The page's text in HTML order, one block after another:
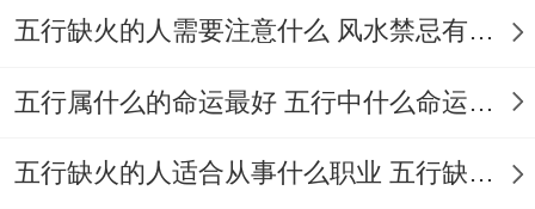
五行缺火的人需要注意什么 风水禁忌有哪些
五行属什么的命运最好 五行中什么命运势旺盛
五行缺火的人适合从事什么职业 五行缺火的人适合从事的职业有哪些